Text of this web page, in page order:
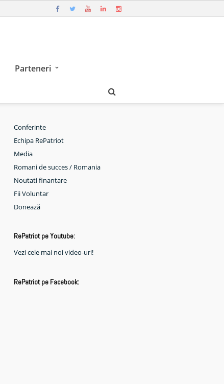
Parteneri
Conferinte
Echipa RePatriot
Media
Romani de succes / Romania
Noutati finantare
Fii Voluntar
Donează
RePatriot pe Youtube:
Vezi cele mai noi video-uri!
RePatriot pe Facebook: